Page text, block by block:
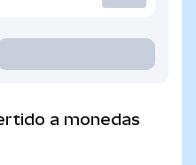
a monedas